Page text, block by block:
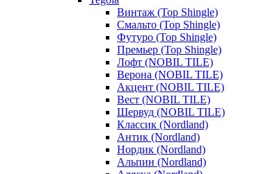
Винтаж (Top Shingle)
Смальто (Top Shingle)
Футуро (Top Shingle)
Премьер (Top Shingle)
Лофт (NOBIL TILE)
Верона (NOBIL TILE)
Акцент (NOBIL TILE)
Вест (NOBIL TILE)
Шервуд (NOBIL TILE)
Классик (Nordland)
Антик (Nordland)
Нордик (Nordland)
Альпин (Nordland)